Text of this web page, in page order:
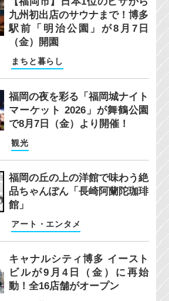
九州初出店のサウナまで！博多
駅前「明治公園」が8月7日
（金）開園
まちと暮らし
福岡の夜を彩る「福岡城ナイト
マーケット 2026」が舞鶴公園
で8月7日（金）より開催！
観光
福岡の丘の上の洋館で味わう絶
品ちゃんぽん「長崎阿蘭陀珈琲
館」
アート・エンタメ
キャナルシティ博多 イースト
ビルが9月4日（金）に再始
動！全16店舗がオープン